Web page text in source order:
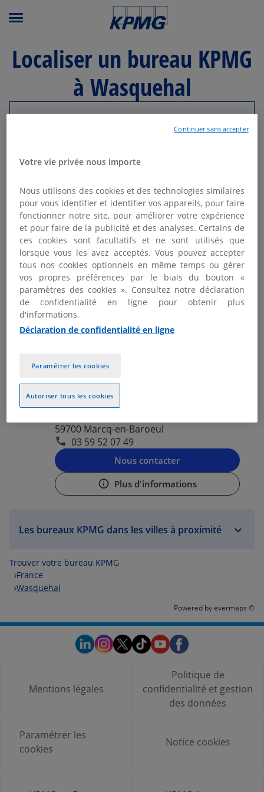
Menu principal
Localiser un bureau KPMG
à Wasquehal
Liste
1
1.58 km
KPMG AVOCATS MARCQ-EN-
BAROEUL - LILLE
36 rue Eugène Jacquet
59700 Marcq-en-Baroeul
03 59 52 07 49
Fermé actuellement
Nous contacter
2
1.58 km
KPMG MARCQ-EN-BAROEUL -
LILLE
59700 Marcq-en-Baroeul
03 59 52 07 49
Fermé actuellement
Nous contacter
Plus d'informations
Les bureaux KPMG dans les villes à proximité
Trouver votre bureau KPMG
France
Wasquehal
Powered byevermaps ©
Mentions légales
Politique de
confidentialité et gestion
des données
Paramétrer les
cookies
Notice cookies
Votre vie privée nous importe
Nous utilisons des cookies et des technologies similaires
pour vous identifier et identifier vos appareils, pour faire
fonctionner notre site, pour améliorer votre expérience
et pour faire de la publicité et des analyses. Certains de
ces cookies sont facultatifs et ne sont utilisés que
lorsque vous les avez acceptés. Vous pouvez accepter
tous nos cookies optionnels en même temps ou gérer
vos propres préférences par le biais du bouton «
paramètres des cookies ». Consultez notre déclaration
de confidentialité en ligne pour obtenir plus
d'informations.
Déclaration de confidentialité en ligne
Autoriser tous les cookies
Paramétrer les cookies
Continuer sans accepter